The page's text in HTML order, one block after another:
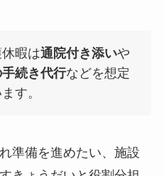
暇は通院付き添いや
続き代行などを想定
す。
準備を進めたい、施設